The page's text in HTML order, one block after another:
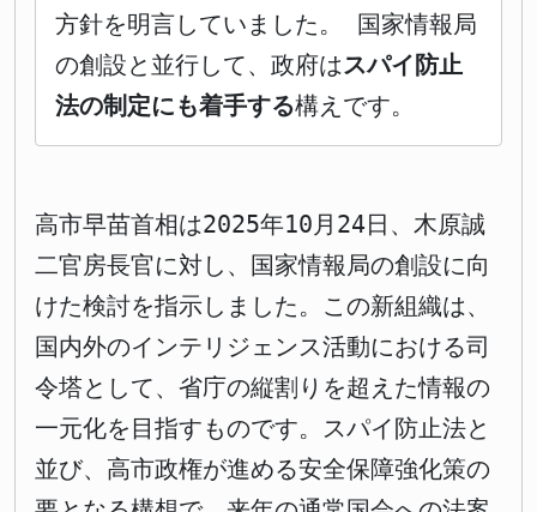
方針を明言していました。 国家情報局
の創設と並行して、政府はスパイ防止
法の制定にも着手する構えです。
高市早苗首相は2025年10月24日、木原誠
二官房長官に対し、国家情報局の創設に向
けた検討を指示しました。この新組織は、
国内外のインテリジェンス活動における司
令塔として、省庁の縦割りを超えた情報の
一元化を目指すものです。スパイ防止法と
並び、高市政権が進める安全保障強化策の